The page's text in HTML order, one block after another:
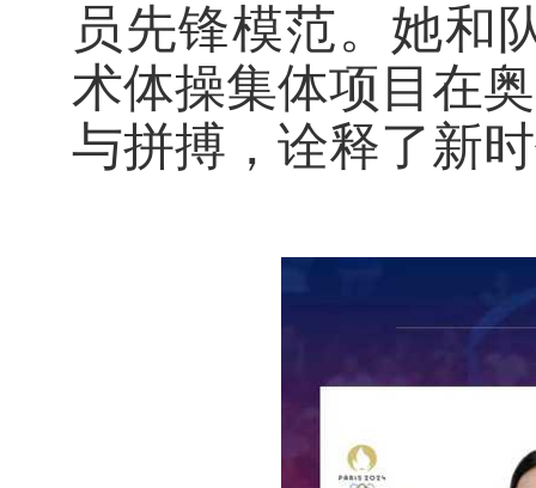
员先锋模范。 她和
术体操集体项目在
与拼搏，诠释了新